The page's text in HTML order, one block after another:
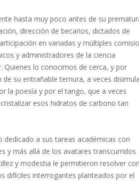
hasta muy poco antes de su
dirección de becarios, dictados de
en variadas y múltiples
y administradores de la ciencia
Quienes lo conocimos de cerca, y por
su entrañable ternura, a veces
la poesía y por el tango, que a veces
esos hidratos de carbono tan
a sus tareas académicas con
y más allá de los avatares transcurridos
y modestia le permitieron resolver
difíciles interrogantes planteados por el